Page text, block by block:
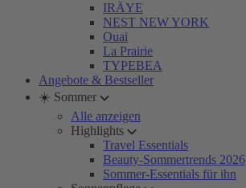
IRÄYE
NEST NEW YORK
Ouai
La Prairie
TYPEBEA
Angebote & Bestseller
☀️ Sommer
Alle anzeigen
Highlights
Travel Essentials
Beauty-Sommertrends 2026
Sommer-Essentials für ihn